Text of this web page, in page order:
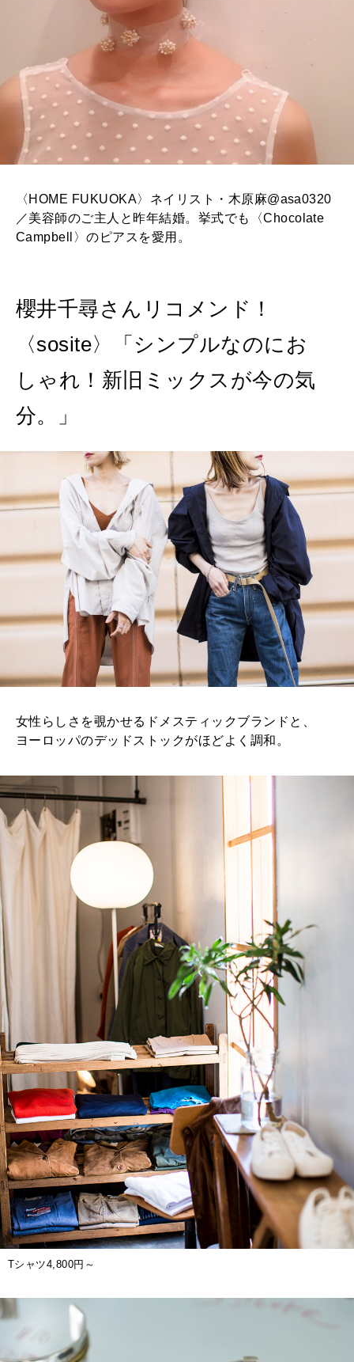
〈HOME FUKUOKA〉ネイリスト・木原麻@asa0320
／美容師のご主人と昨年結婚。挙式でも〈Chocolate
Campbell〉のピアスを愛用。
櫻井千尋さんリコメンド！
〈sosite〉「シンプルなのにお
しゃれ！新旧ミックスが今の気
分。」
女性らしさを覗かせるドメスティックブランドと、
ヨーロッパのデッドストックがほどよく調和。
Tシャツ4,800円～